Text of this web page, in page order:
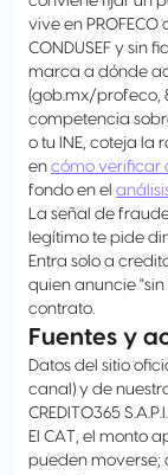
vive en
CONDUSEF y sin
marca a dónde
(gob.mx/profeco,
competencia
o tu INE, coteja la
en cómo verificar
fondo en el
La señal de
legítimo te pide
Entra solo a
quien anuncie "sin
contrato.
Fuentes y
Datos del sitio
canal) y de
CREDITO365
El CAT, el monto
pueden moverse;